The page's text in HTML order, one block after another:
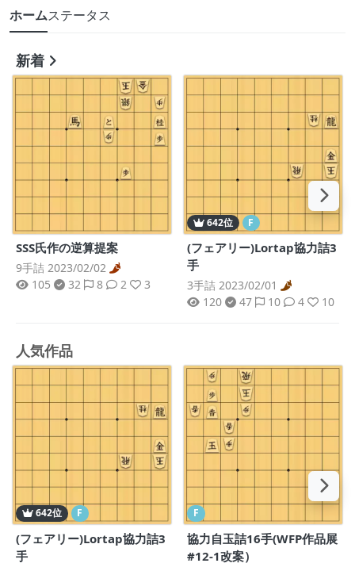
ホームステータス
新着
SSS氏作の逆算提案
9手詰 2023/02/02
105
32 8 2 3
642位 F
(フェアリー)Lortap協力詰3
手
3手詰 2023/02/01
120
47 10 4 10
人気作品
642位 F
(フェアリー)Lortap協力詰3
手
F
協力自玉詰16手(WFP作品展
#12-1改案）